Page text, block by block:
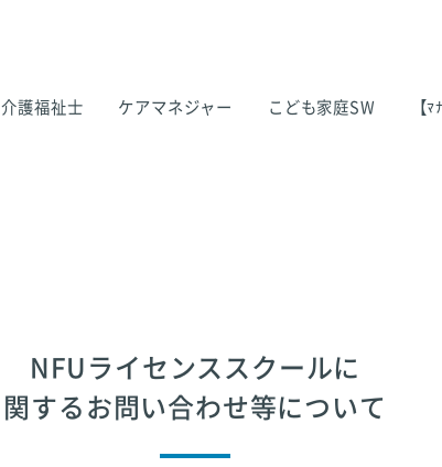
介護福祉士 ケアマネジャー こども家庭SW 【
NFUライセンススクールに
関するお問い合わせ等について